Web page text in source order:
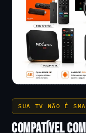
SUA TV NÃO É
COMPATÍVEL